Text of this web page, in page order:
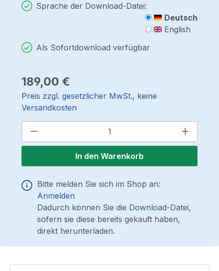
Sprache der Download-Datei:
Deutsch
English
Als Sofortdownload verfügbar
Regulärer Preis:
189,00 €
Preis zzgl. gesetzlicher MwSt., keine
Versandkosten
Produkt Anzahl: Gib den
In den Warenkorb
Bitte melden Sie sich im Shop an:
Anmelden
Dadurch können Sie die Download-Datei,
sofern sie diese bereits gekauft haben,
direkt herunterladen.